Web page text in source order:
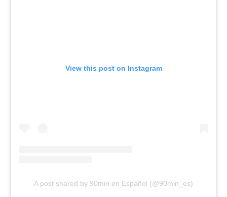
View this post on Instagram
A post shared by 90min en Español (@90min_es)